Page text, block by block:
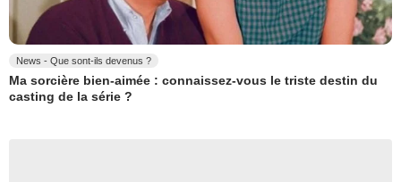
News - Que sont-ils devenus ?
Ma sorcière bien-aimée : connaissez-vous le triste destin du
casting de la série ?